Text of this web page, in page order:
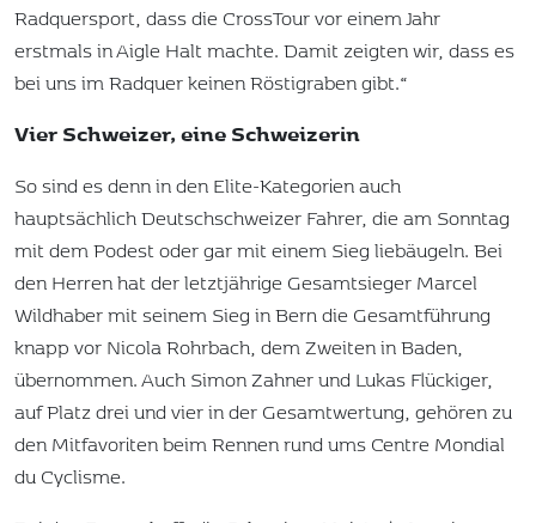
Radquersport, dass die CrossTour vor einem Jahr
erstmals in Aigle Halt machte. Damit zeigten wir, dass es
bei uns im Radquer keinen Röstigraben gibt.“
Vier Schweizer, eine Schweizerin
So sind es denn in den Elite-Kategorien auch
hauptsächlich Deutschschweizer Fahrer, die am Sonntag
mit dem Podest oder gar mit einem Sieg liebäugeln. Bei
den Herren hat der letztjährige Gesamtsieger Marcel
Wildhaber mit seinem Sieg in Bern die Gesamtführung
knapp vor Nicola Rohrbach, dem Zweiten in Baden,
übernommen. Auch Simon Zahner und Lukas Flückiger,
auf Platz drei und vier in der Gesamtwertung, gehören zu
den Mitfavoriten beim Rennen rund ums Centre Mondial
du Cyclisme.